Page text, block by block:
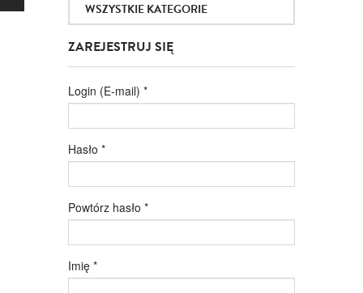
WSZYSTKIE KATEGORIE
ZAREJESTRUJ SIĘ
Login (E-mail) *
Hasło *
Powtórz hasło *
Imię *